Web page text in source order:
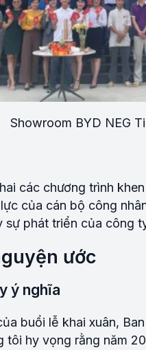
Showroom BYD NEG
các chương trình
của cán bộ công
sự phát triển của công
ước
ý nghĩa
buổi lễ khai xuân,
tôi hy vọng rằng năm